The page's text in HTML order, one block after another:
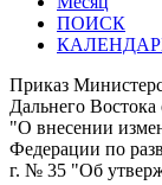
ПОИСК
Приказ
Дальнего
"О внесении
Федерации по
г. № 35 "Об